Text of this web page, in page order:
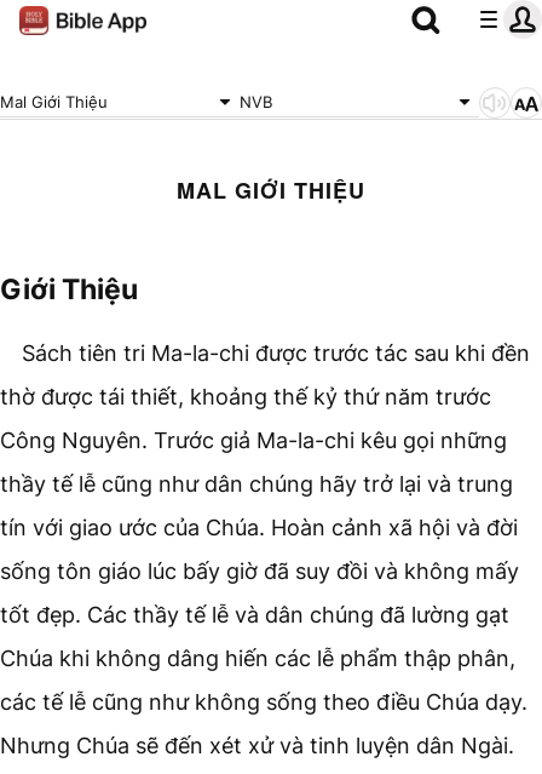
Mal Giới Thiệu NVB
MAL GIỚI THIỆU
Giới Thiệu
Sách tiên tri Ma-la-chi được trước tác sau khi đền
thờ được tái thiết, khoảng thế kỷ thứ năm trước
Công Nguyên. Trước giả Ma-la-chi kêu gọi những
thầy tế lễ cũng như dân chúng hãy trở lại và trung
tín với giao ước của Chúa. Hoàn cảnh xã hội và đời
sống tôn giáo lúc bấy giờ đã suy đồi và không mấy
tốt đẹp. Các thầy tế lễ và dân chúng đã lường gạt
Chúa khi không dâng hiến các lễ phẩm thập phân,
các tế lễ cũng như không sống theo điều Chúa dạy.
Nhưng Chúa sẽ đến xét xử và tinh luyện dân Ngài.